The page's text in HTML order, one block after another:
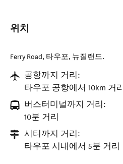
위치
Ferry Road, 타우포, 뉴질랜드.
공항까지 거리:
타우포 공항에서 10km 거리
버스터미널까지 거리:
10분 거리
시티까지 거리:
타우포 시내에서 5분 거리